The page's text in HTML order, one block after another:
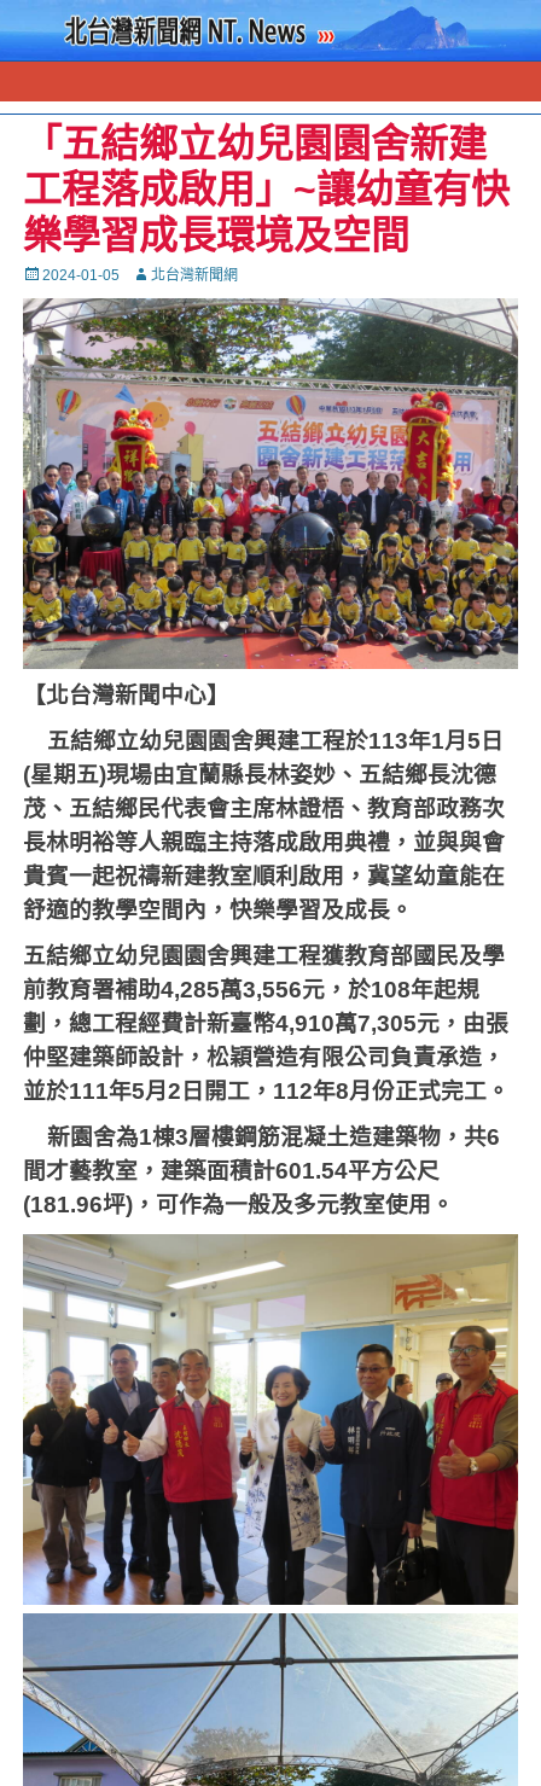
「五結鄉立幼兒園園舍新建
工程落成啟用」~讓幼童有快
樂學習成長環境及空間
Posted
on
2024-01-05 Autor北台灣新聞網
【北台灣新聞中心】
五結鄉立幼兒園園舍興建工程於113年1月5 日
(星期五)現場由宜蘭縣長林姿妙、五結鄉長沈德
茂、五結鄉民代表會主席林證梧、教育部政務次
長林明裕等人親臨主持落成啟用典禮，並與與會
貴賓一起祝禱新建教室順利啟用，冀望幼童能在
舒適的教學空間內，快樂學習及成長。
五結鄉立幼兒園園舍興建工程獲教育部國民及學
前教育署補助4,285萬3,556元，於108年起規
劃，總工程經費計新臺幣4,910萬7,305元，由張
仲堅建築師設計，松穎營造有限公司負責承造，
並於111年5月2 日開工， 112年8月份正式完工。
新園舍為1棟3層樓鋼筋混凝土造建築物，共6
間才藝教室，建築面積計601.54平方公尺
(181.96坪) ，可作為一般及多元教室使用。